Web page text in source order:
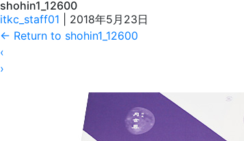
shohin1_12600
itkc_staff01
2018年5月23日
← Return to shohin1_12600
‹
›